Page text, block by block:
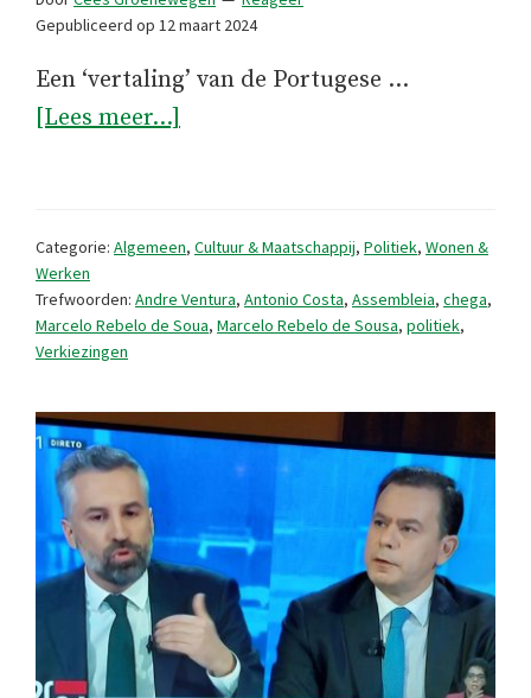
Gepubliceerd op 12 maart 2024
Een ‘vertaling’ van de Portugese …
[Lees meer...]
Categorie: Algemeen, Cultuur & Maatschappij, Politiek, Wonen &
Werken
Trefwoorden: Andre Ventura, Antonio Costa, Assembleia, chega,
Marcelo Rebelo de Soua, Marcelo Rebelo de Sousa, politiek,
Verkiezingen